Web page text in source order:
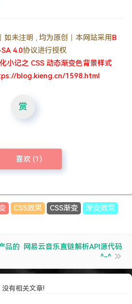
如未注明 , 均为原创丨本网站采用 B
4.0协议进行授权
小记之 CSS 动态渐变色背景样式
blog.kieng.cn/1598.html
赏
喜欢 (1 )
CSS效果 CSS渐变
渐变效果
品的
网易云音乐直链解析API源代码
^-^
没有相关文章!